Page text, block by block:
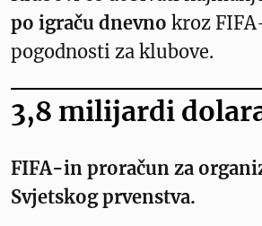
po igraču dnevno kroz
pogodnosti za klubove.
3,8 milijardi
FIFA-in proračun za
Svjetskog prvenstva.